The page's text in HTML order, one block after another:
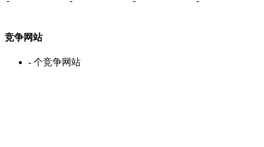
竞争网站
- 个竞争网站